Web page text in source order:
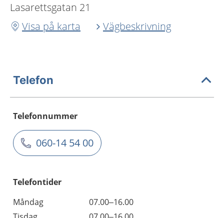
Lasarettsgatan 21
Visa på karta
Vägbeskrivning
Telefon
Telefonnummer
060-14 54 00
Telefontider
Måndag
07.00–16.00